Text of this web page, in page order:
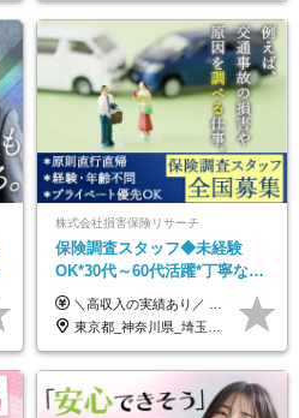
株式会社損害保険リサーチ
保険調査スタッフ◆未経験
OK*30代～60代活躍*丁寧な講
習・サポートあり*原則直行直
帰／全国募集・業務委託
＼高収入の実績あり／ なかには年収1000万円を超えるスペシャリストもいらっしゃいます！ 【完全出来高報酬制】 ★仕事に慣れるまで収入をサポート 1か月目：報酬が通常の2倍 2か月目：報酬が通常の1.5倍 ※災害に関する業務については、収入サポートの対象外 ※試用期間はありません ＊＊＊業務報酬の例＊＊＊ ・事故原因調査（4箇所確認）…1万5000円～ ・有無責／不正請求疑義調査（自動車案件）…2万円～ ・医療調査（1箇所確認）…1万7000円～ ・書類取付（1箇所訪問）…3000円～ ※上記は目安になります ※実際の報酬は業務報酬に応じた個々のスキル・実績を加味したものになります
東京都_神奈川県_埼玉県_千葉県_大阪府_愛知県_北海道_青森県_岩手県_宮城県_秋田県_山形県_福島県_茨城県_栃木県_群馬県_新潟県_山梨県_長野県_富山県_石川県_福井県_静岡県_岐阜県_三重県_兵庫県_京都府_滋賀県_奈良県_和歌山県_広島県_岡山県_鳥取県_島根県_山口県_徳島県_香川県_愛媛県_高知県_福岡県_熊本県_佐賀県_長崎県_大分県_宮崎県_鹿児島県_沖縄県